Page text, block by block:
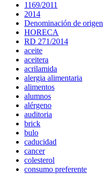
1169/2011
2014
Denominación de origen
HORECA
RD 271/2014
aceite
aceitera
acrilamida
alergia alimentaria
alimentos
alumnos
alérgeno
auditoria
brick
bulo
caducidad
cancer
colesterol
consumo preferente